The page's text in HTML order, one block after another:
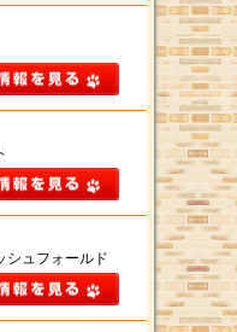
シュフォールド